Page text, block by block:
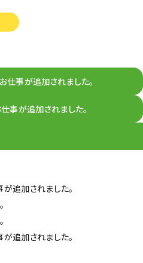
仕事が追加されました。
仕事が追加されました。
が追加されました。
が追加されました。